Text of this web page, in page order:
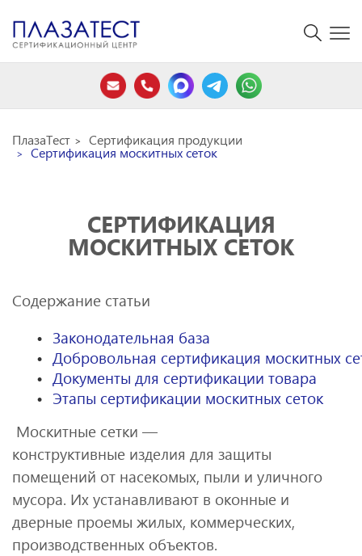
ПлазаТест Сертификация продукции
Сертификация москитных сеток
СЕРТИФИКАЦИЯ
МОСКИТНЫХ СЕТОК
Содержание статьи
Законодательная база
Добровольная сертификация москитных
Документы для сертификации товара
Этапы сертификации москитных сеток
Москитные сетки —
конструктивные изделия для защиты
помещений от насекомых, пыли и уличного
мусора. Их устанавливают в оконные и
дверные проемы жилых, коммерческих,
производственных объектов.